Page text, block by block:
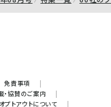
免責事項
|
・協賛のご案内
|
オプトアウトについて |